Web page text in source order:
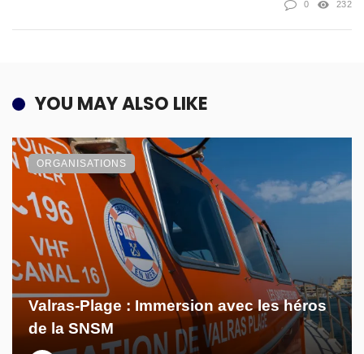
0 232
YOU MAY ALSO LIKE
Valras-Plage : Immersion avec les héros
de la SNSM
ORGANISATIONS